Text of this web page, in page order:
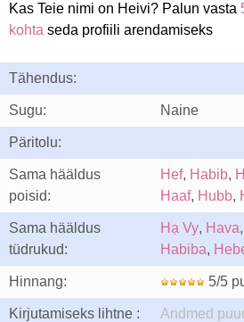
Kas Teie nimi on Heivi? Palun vasta
kohta seda profiili arendamiseks
Tähendus:
Sugu: Naine
Päritolu:
Sama hääldus
poisid:
Hef, Habib,
Haaf, Hubb,
Sama hääldus
tüdrukud:
Hạ Vy, Hava,
Habiba,
Hinnang: 5/5
Kirjutamiseks lihtne : Andmed